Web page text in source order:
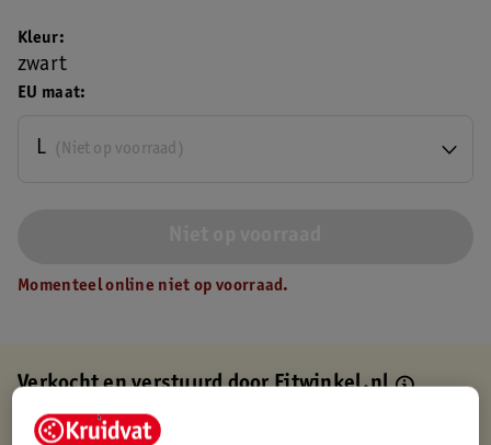
EU maat
(Niet op voorraad)
L
Kleur
zwart
Momenteel online niet op voorraad.
Verkocht en verstuurd doorFitwinkel.nl
Binnen 1 werkdag verstuurd